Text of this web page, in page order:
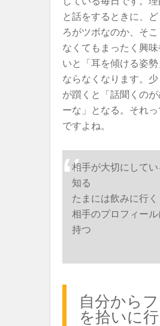
と話をするときに、
ろがツボなのか、そ
なくてもまったく興
いと「耳を傾ける姿勢
ならなくなります。
が躓くと「話聞くの
ーな」となる。それ
ですよね。
相手が大切にしてい
知る
たまには飲みに行く
相手のプロフィール
持つ
自分から
を拾いに行